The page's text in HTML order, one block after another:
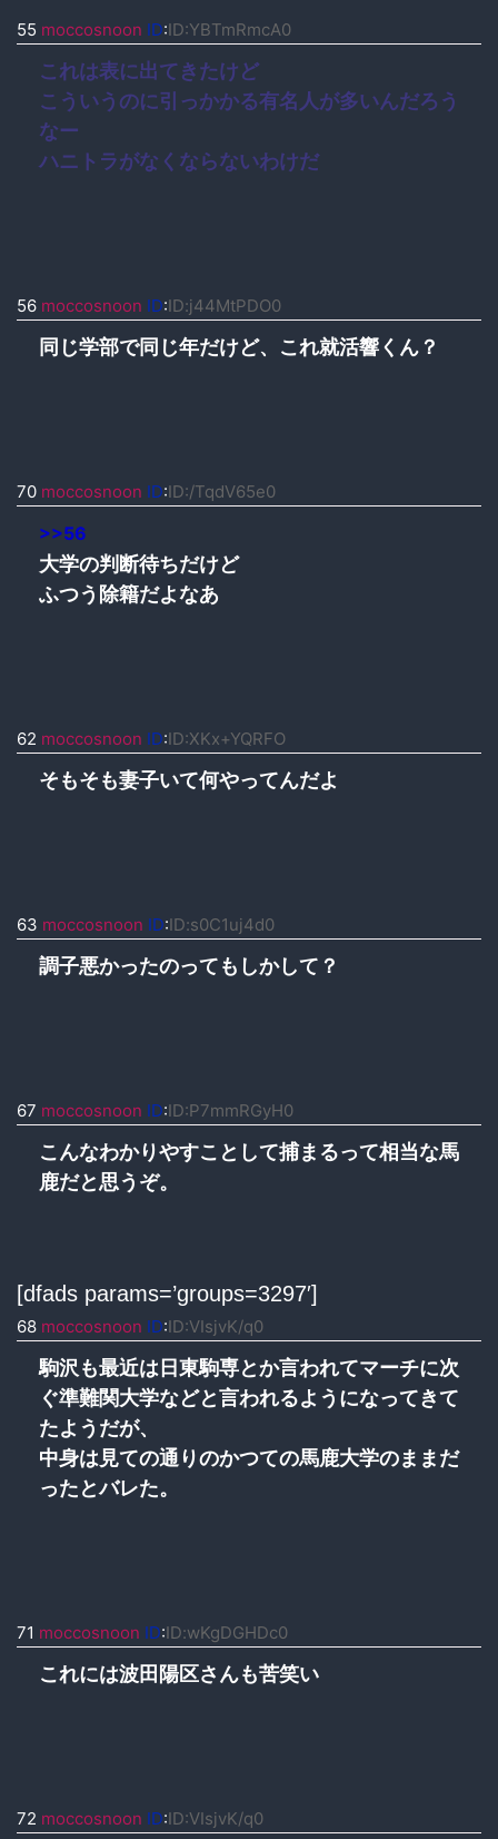
55 moccosnoon ID:ID:YBTmRmcA0
これは表に出てきたけど
こういうのに引っかかる有名人が多いんだろう
なー
ハニトラがなくならないわけだ
56 moccosnoon ID:ID:j44MtPDO0
同じ学部で同じ年だけど、これ就活響くん？
70 moccosnoon ID:ID:/TqdV65e0
>>56
大学の判断待ちだけど
ふつう除籍だよなあ
62 moccosnoon ID:ID:XKx+YQRFO
そもそも妻子いて何やってんだよ
63 moccosnoon ID:ID:s0C1uj4d0
調子悪かったのってもしかして？
67 moccosnoon ID:ID:P7mmRGyH0
こんなわかりやすことして捕まるって相当な馬
鹿だと思うぞ。
[dfads params=’groups=3297′]
68 moccosnoon ID:ID:VIsjvK/q0
駒沢も最近は日東駒専とか言われてマーチに次
ぐ準難関大学などと言われるようになってきて
たようだが、
中身は見ての通りのかつての馬鹿大学のままだ
ったとバレた。
71 moccosnoon ID:ID:wKgDGHDc0
これには波田陽区さんも苦笑い
72 moccosnoon ID:ID:VIsjvK/q0